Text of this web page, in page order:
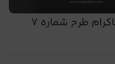
طرح شماره 7